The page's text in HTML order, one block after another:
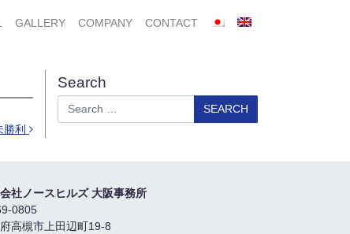
GALLERY COMPANY CONTACT
勝利
Search
Search
社ノースヒルズ 大阪事務所
0805
高槻市上田辺町19-8